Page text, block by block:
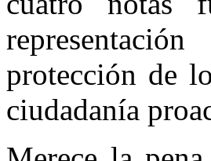
protección de
ciudadanía